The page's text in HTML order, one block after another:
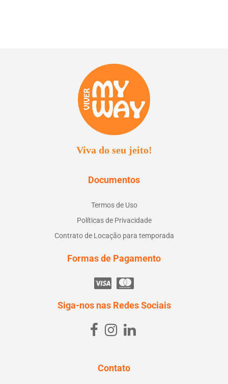
Viva do seu jeito!
Documentos
Termos de Uso
Políticas de Privacidade
Contrato de Locação para temporada
Formas de Pagamento
Siga-nos nas Redes Sociais
Contato